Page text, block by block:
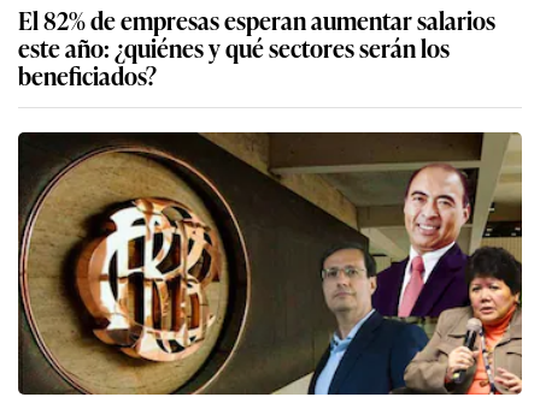
El 82% de empresas esperan aumentar salarios
este año: ¿quiénes y qué sectores serán los
beneficiados?